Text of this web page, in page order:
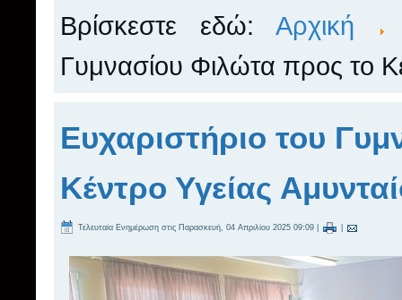
Βρίσκεστε εδώ: Αρχική
Γυμνασίου Φιλώτα προς το
Ευχαριστήριο του
Κέντρο Υγείας
Τελευταία Ενημέρωση στις Παρασκευή, 04 Απριλίου 2025 09:09